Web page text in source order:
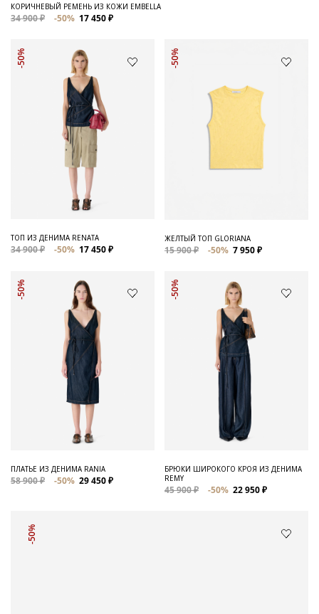
КОРИЧНЕВЫЙ РЕМЕНЬ ИЗ КОЖИ EMBELLA
34 900 ₽ -50% 17 450 ₽
-50%
ТОП ИЗ ДЕНИМА RENATA
34 900 ₽ -50% 17 450 ₽
-50%
ЖЕЛТЫЙ ТОП GLORIANA
15 900 ₽ -50% 7 950 ₽
-50%
ПЛАТЬЕ ИЗ ДЕНИМА RANIA
58 900 ₽ -50% 29 450 ₽
-50%
БРЮКИ ШИРОКОГО КРОЯ ИЗ ДЕНИМА
REMY
45 900 ₽ -50% 22 950 ₽
-50%